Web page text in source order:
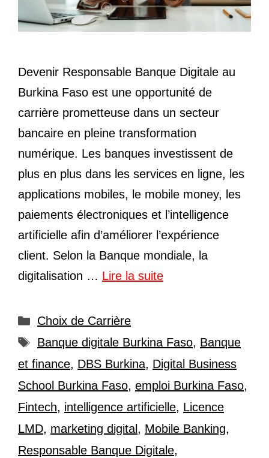
Devenir Responsable Banque Digitale au
Burkina Faso est une opportunité de
carrière prometteuse dans un secteur
bancaire en pleine transformation
numérique. Les banques investissent de
plus en plus dans les services en ligne, les
applications mobiles, le mobile money, les
paiements électroniques et l’intelligence
artificielle afin d’améliorer l’expérience
client. Selon la Banque mondiale, la
digitalisation … Lire la suite
Catégories
Choix de Carrière
Étiquettes
Banque digitale Burkina Faso, Banque
et finance, DBS Burkina, Digital Business
School Burkina Faso, emploi Burkina Faso,
Fintech, intelligence artificielle, Licence
LMD, marketing digital, Mobile Banking,
Responsable Banque Digitale,